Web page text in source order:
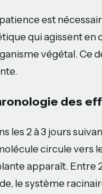
est
qui agissent en
végétal. Ce
des
les 2 à 3 jours
circule vers
apparaît. Entre
le système